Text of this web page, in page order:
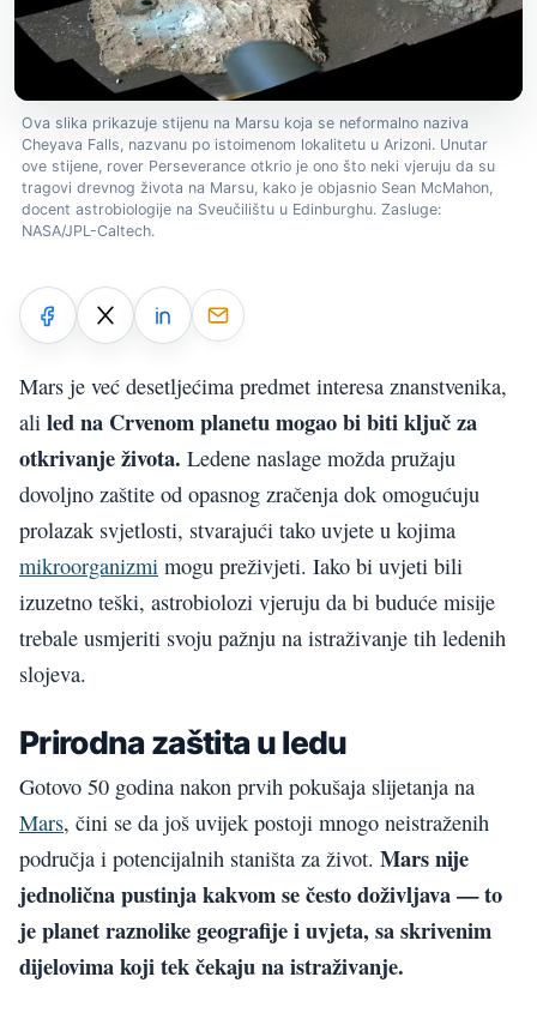
Ova slika prikazuje stijenu na Marsu koja se neformalno naziva
Cheyava Falls, nazvanu po istoimenom lokalitetu u Arizoni. Unutar
ove stijene, rover Perseverance otkrio je ono što neki vjeruju da su
tragovi drevnog života na Marsu, kako je objasnio Sean McMahon,
docent astrobiologije na Sveučilištu u Edinburghu. Zasluge:
NASA/JPL-Caltech.
Mars je već desetljećima predmet interesa znanstvenika,
ali led na Crvenom planetu mogao bi biti ključ za
otkrivanje života. Ledene naslage možda pružaju
dovoljno zaštite od opasnog zračenja dok omogućuju
prolazak svjetlosti, stvarajući tako uvjete u kojima
mikroorganizmi mogu preživjeti. Iako bi uvjeti bili
izuzetno teški, astrobiolozi vjeruju da bi buduće misije
trebale usmjeriti svoju pažnju na istraživanje tih ledenih
slojeva.
Prirodna zaštita u ledu
Gotovo 50 godina nakon prvih pokušaja slijetanja na
Mars, čini se da još uvijek postoji mnogo neistraženih
područja i potencijalnih staništa za život. Mars nije
jednolična pustinja kakvom se često doživljava — to
je planet raznolike geografije i uvjeta, sa skrivenim
dijelovima koji tek čekaju na istraživanje.